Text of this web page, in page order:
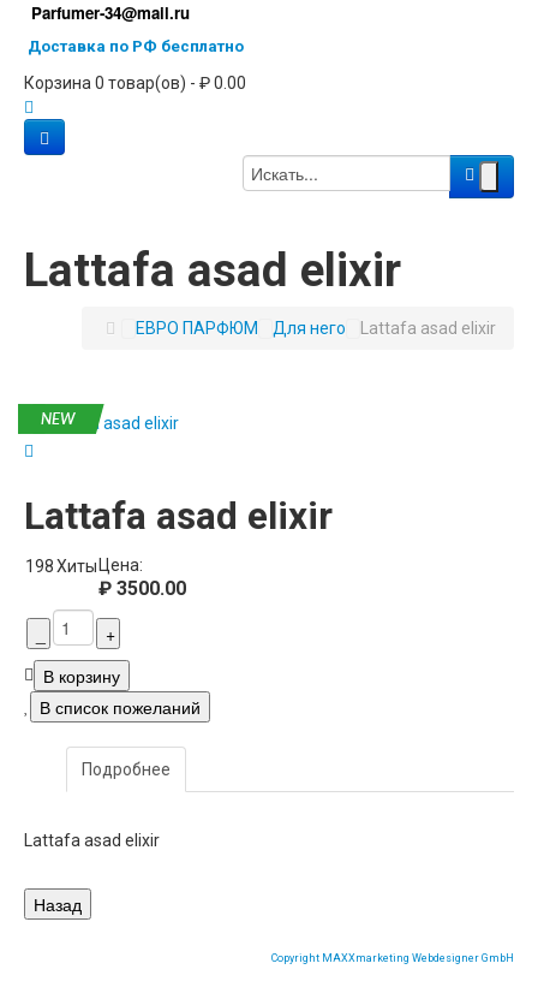
Parfumer-34@mail.ru
Доставка по РФ бесплатно
Корзина 0 товар(ов) - ₽ 0.00
Lattafa asad elixir
ЕВРО ПАРФЮМ Для него Lattafa asad elixir
Lattafa asad elixir
198Хиты Цена:
₽ 3500.00
Подробнее
Lattafa asad elixir
Copyright MAXXmarketing Webdesigner GmbH